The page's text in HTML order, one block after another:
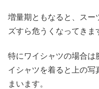
増量期ともなると、スー
ズすら危うくなってきま
特にワイシャツの場合は
イシャツを着ると上の写
まいます。